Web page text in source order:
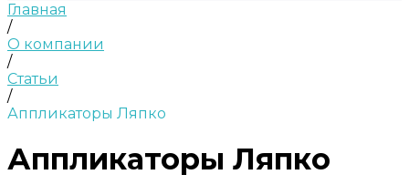
Главная
/
О компании
/
Статьи
/
Аппликаторы Ляпко
Аппликаторы Ляпко